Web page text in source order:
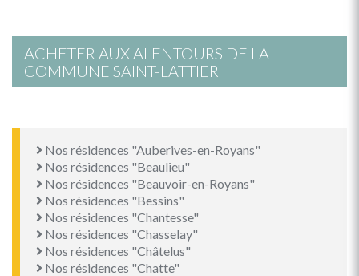
ACHETER AUX ALENTOURS DE LA
COMMUNE SAINT-LATTIER
Nos résidences "Auberives-en-Royans"
Nos résidences "Beaulieu"
Nos résidences "Beauvoir-en-Royans"
Nos résidences "Bessins"
Nos résidences "Chantesse"
Nos résidences "Chasselay"
Nos résidences "Châtelus"
Nos résidences "Chatte"